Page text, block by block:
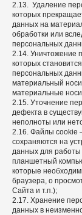
2.13. Удаление
которых
данных на
обработки или
персональных
2.14. Уничтожение
которых
персональных
материальный
материальные
2.15. Уточнение
дефекта в
неполноты или
2.16. Файлы cookie
сохраняются на
данных для
планшетный
которые
браузера, о
Сайта и т.п.);
2.17. Хранение
данных в